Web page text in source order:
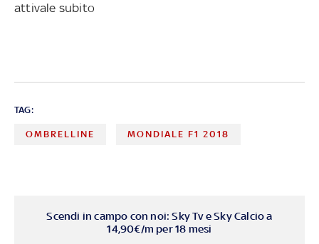
attivale subito
TAG:
OMBRELLINE MONDIALE F1 2018
Scendi in campo con noi: Sky Tv e Sky Calcio a
14,90€/m per 18 mesi